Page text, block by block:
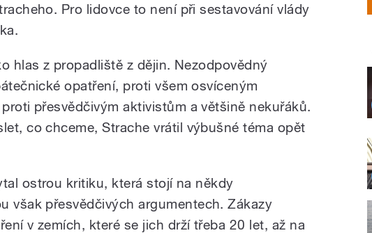
Pro lidovce to není při sestavování vlády
hlas z propadliště z dějin. Nezodpovědný
opatření, proti všem osvíceným
přesvědčivým aktivistům a většině nekuřáků.
co chceme, Strache vrátil výbušné téma opět
ostrou kritiku, která stojí na někdy
však přesvědčivých argumentech. Zákazy
v zemích, které se jich drží třeba 20 let, až na